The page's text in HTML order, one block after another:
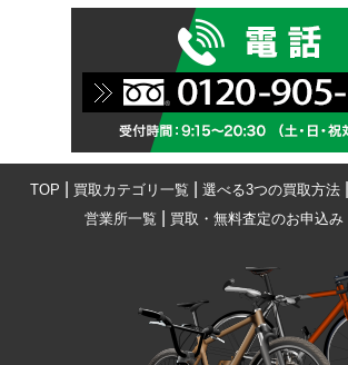
TOP 買取カテゴリ一覧 選べる3つの買取方法|
営業所一覧
買取・無料査定のお申込み|